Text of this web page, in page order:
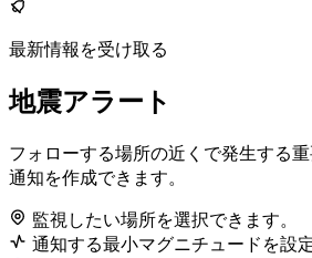
最新情報を受け取る
地震アラート
フォローする場所の近くで発生する
通知を作成できます。
監視したい場所を選択できます。
通知する最小マグニチュードを設